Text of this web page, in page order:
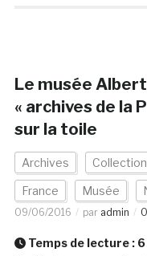
Le musée
« archives de la
sur la toile
Archives Collection
France Musée
09/06/2016 par admin
Temps de lecture : 6